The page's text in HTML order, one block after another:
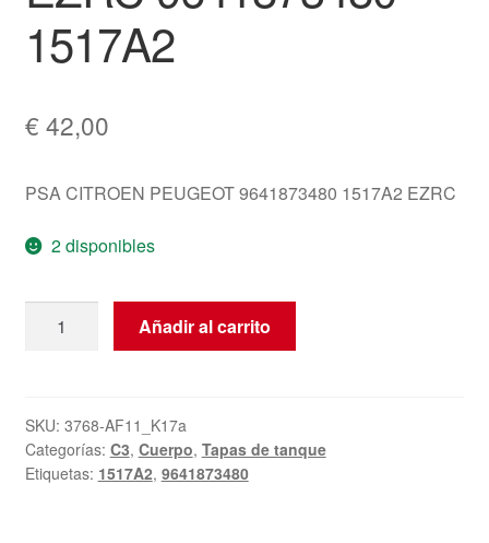
1517A2
€ 42,00
PSA CITROEN PEUGEOT 9641873480 1517A2 EZRC
2 disponibles
C3
Pluriel
EZRC
Añadir al carrito
SKU: 3768-AF11_K17a
Categorías: C3, Cuerpo, Tapas de tanque
Etiquetas: 1517A2, 9641873480